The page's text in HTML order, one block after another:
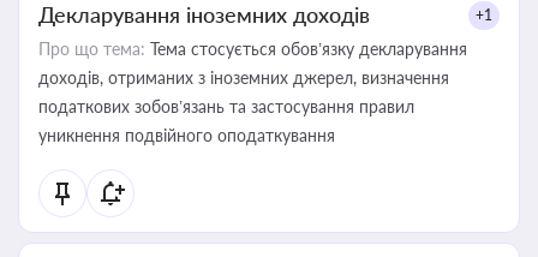
Декларування іноземних доходів +1
Про що тема: Тема стосується обов’язку декларування
доходів, отриманих з іноземних джерел, визначення
податкових зобов’язань та застосування правил
уникнення подвійного оподаткування